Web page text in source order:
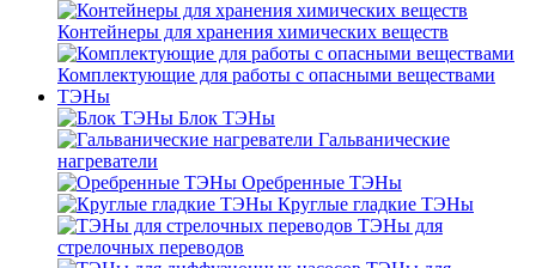
Контейнеры для хранения химических веществ
Комплектующие для работы с опасными веществами
ТЭНы
Блок ТЭНы
Гальванические
нагреватели
Оребренные ТЭНы
Круглые гладкие ТЭНы
ТЭНы для
стрелочных переводов